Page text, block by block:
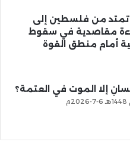
تمتد من فلسطين إلى
مقاصدية في سقوط
أمام منطق القوة
إلا الموت في العتمة؟